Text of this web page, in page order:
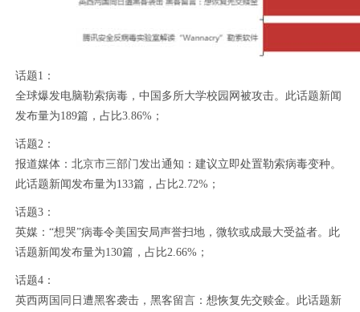
话题1：
全球爆发电脑勒索病毒，中国多所大学校园网被攻击。此话题新闻
发布量为189篇，占比3.86%；
话题2：
报道媒体：北京市三部门发出通知：建议立即处置勒索病毒变种。
此话题新闻发布量为133篇，占比2.72%；
话题3：
英媒：“想哭”病毒令美国安局声誉扫地，微软或成最大受益者。此
话题新闻发布量为130篇，占比2.66%；
话题4：
英西两国同日遭黑客袭击，黑客留言：想恢复先交赎金。此话题新